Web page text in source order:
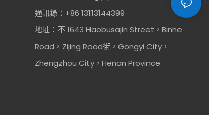
通訊錄：+86 13113144399
地址：不 1643 Haobusajin Street，Binhe
Road，Zijing Road街，Gongyi City，
Zhengzhou City，Henan Province